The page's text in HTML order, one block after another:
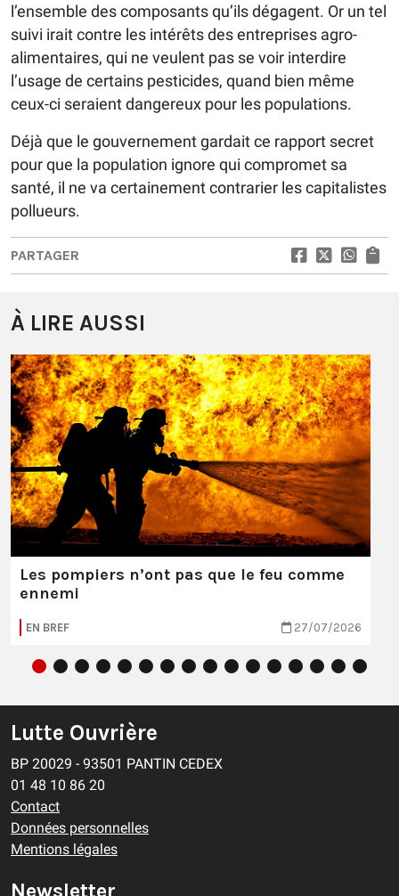
l’ensemble des composants qu’ils dégagent. Or un tel
suivi irait contre les intérêts des entreprises agro-
alimentaires, qui ne veulent pas se voir interdire
l’usage de certains pesticides, quand bien même
ceux-ci seraient dangereux pour les populations.
Déjà que le gouvernement gardait ce rapport secret
pour que la population ignore qui compromet sa
santé, il ne va certainement contrarier les capitalistes
pollueurs.
PARTAGER
À LIRE AUSSI
Les pompiers n’ont pas que le feu comme
ennemi
EN BREF 27/07/2026
Lutte Ouvrière
BP 20029 - 93501 PANTIN CEDEX
01 48 10 86 20
Contact
Données personnelles
Mentions légales
Newsletter